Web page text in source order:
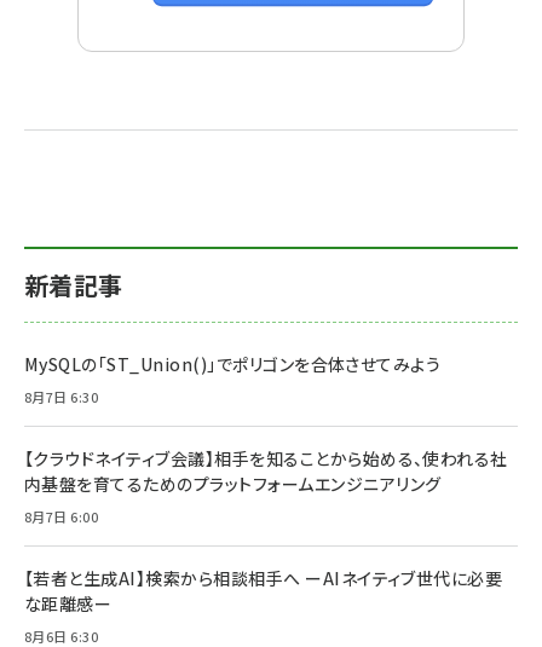
新着記事
MySQLの「ST_Union()」でポリゴンを合体させてみよう
8月7日 6:30
【クラウドネイティブ会議】相手を知ることから始める、使われる社
内基盤を育てるためのプラットフォームエンジニアリング
8月7日 6:00
【若者と生成AI】検索から相談相手へ ーAIネイティブ世代に必要
な距離感ー
8月6日 6:30